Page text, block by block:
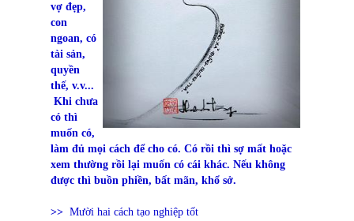
vợ đẹp,
con
ngoan, có
tài sản,
quyền
thế, v.v...
Khi chưa
có thì
muốn có,
làm đủ mọi cách để cho có. Có rồi thì sợ mất hoặc
xem thường rồi lại muốn có cái khác. Nếu không
được thì buồn phiền, bất mãn, khổ sở.
>> Mười hai cách tạo nghiệp tốt